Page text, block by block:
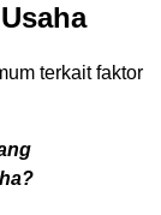
terkait faktor